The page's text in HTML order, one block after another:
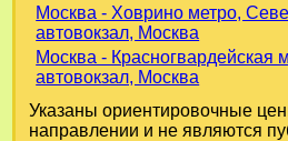
Москва - Ховрино метро,
автовокзал, Москва
Москва - Красногвардейская
автовокзал, Москва
Указаны ориентировочные
направлении и не являются